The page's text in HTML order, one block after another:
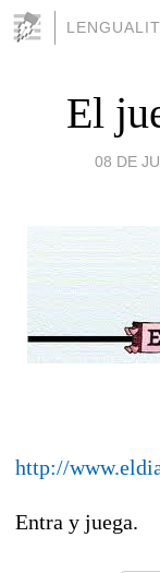
LENGUALIT
El
08 DE
http://
Entra y juega.